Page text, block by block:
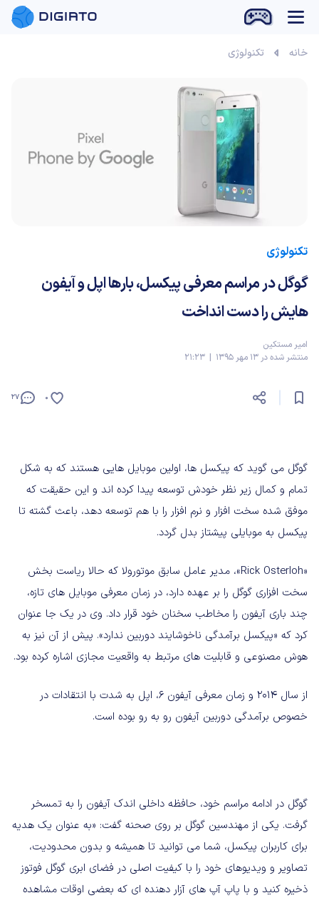
بازی آنلاین
خانه تکنولوژی
تکنولوژی
گوگل در مراسم معرفی پیکسل، بارها اپل و آیفون
هایش را دست انداخت
امیر مستکین
منتشر شده در 13 مهر 1395 | 21:23
27 0
گوگل می گوید که پیکسل ها، اولین موبایل هایی هستند که به شکل
تمام و کمال زیر نظر خودش توسعه پیدا کرده اند و این حقیقت که
موفق شده سخت افزار و نرم افزار را با هم توسعه دهد، باعث گشته تا
پیکسل به موبایلی پیشتاز بدل گردد.
«Rick Osterloh»، مدیر عامل سابق موتورولا که حالا ریاست بخش
سخت افزاری گوگل را بر عهده دارد، در زمان معرفی موبایل های تازه،
چند باری آیفون را مخاطب سخنان خود قرار داد. وی در یک جا عنوان
کرد که «پیکسل برآمدگی ناخوشایند دوربین ندارد». پیش از آن نیز به
هوش مصنوعی و قابلیت های مرتبط به واقعیت مجازی اشاره کرده بود.
از سال ۲۰۱۴ و زمان معرفی آیفون ۶، اپل به شدت با انتقادات در
خصوص برآمدگی دوربین آیفون رو به رو بوده است.
گوگل در ادامه مراسم خود، حافظه داخلی اندک آیفون را به تمسخر
گرفت. یکی از مهندسین گوگل بر روی صحنه گفت:‌ «به عنوان یک هدیه
برای کاربران پیکسل، شما می توانید تا همیشه و بدون محدودیت،
تصاویر و ویدیوهای خود را با کیفیت اصلی در فضای ابری گوگل فوتوز
ذخیره کنید و با پاپ آپ های آزار دهنده ای که بعضی اوقات مشاهده